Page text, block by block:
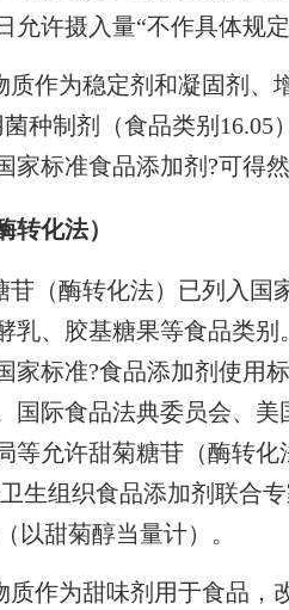
允许摄入量“不作具体规
作为稳定剂和凝固剂、
种制剂（食品类别
家标准食品添加剂?可得
转化法）
酶转化法）已列入国
乳、胶基糖果等食品类
家标准?食品添加剂使用
国际食品法典委员会、
等允许甜菊糖苷（酶转
生组织食品添加剂联合
以甜菊醇当量计）。
作为甜味剂用于食品，